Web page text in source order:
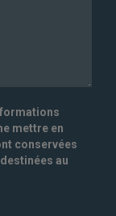
mettre en
conservées
au